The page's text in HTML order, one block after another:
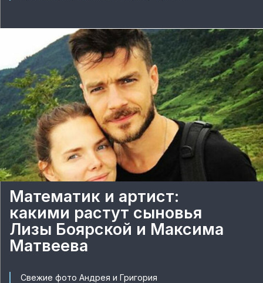
Математик и артист:
какими растут сыновья
Лизы Боярской и Максима
Матвеева
Свежие фото Андрея и Григория